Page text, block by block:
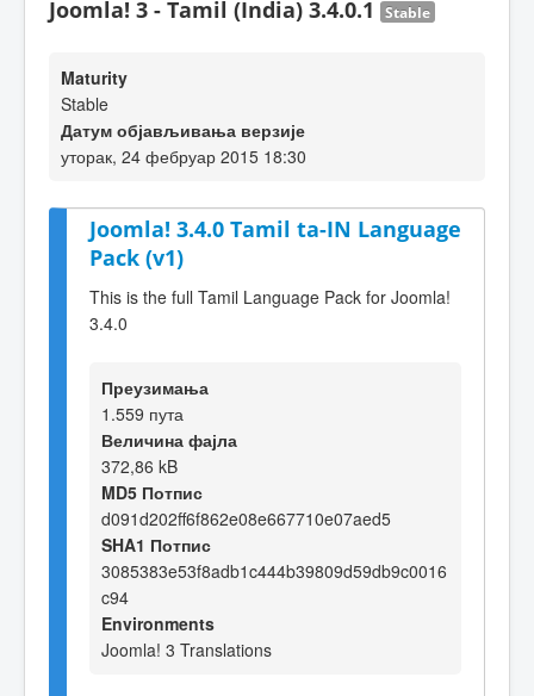
Joomla! 3 - Tamil (India) 3.4.0.1 Stable
Maturity
Stable
Датум објављивања верзије
уторак, 24 фебруар 2015 18:30
Joomla! 3.4.0 Tamil ta-IN Language
Pack (v1)
This is the full Tamil Language Pack for Joomla!
3.4.0
Преузимања
1.559 пута
Величина фајла
372,86 kB
MD5 Потпис
d091d202ff6f862e08e667710e07aed5
SHA1 Потпис
3085383e53f8adb1c444b39809d59db9c0016
c94
Environments
Joomla! 3 Translations